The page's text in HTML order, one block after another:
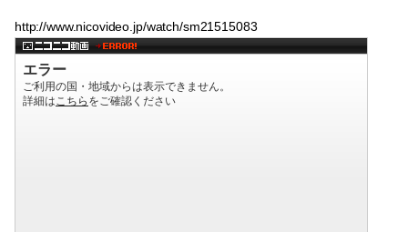
http://www.nicovideo.jp/watch/sm21515083